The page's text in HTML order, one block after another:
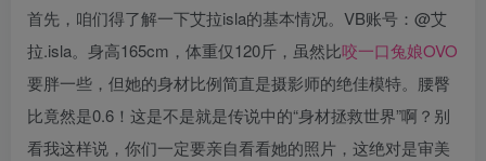
首先，咱们得了解一下艾拉isla的基本情况。VB账号：@艾
拉.isla。身高165cm，体重仅120斤，虽然比咬一口兔娘OVO
要胖一些，但她的身材比例简直是摄影师的绝佳模特。腰臀
比竟然是0.6！这是不是就是传说中的“身材拯救世界”啊？别
看我这样说，你们一定要亲自看看她的照片，这绝对是审美